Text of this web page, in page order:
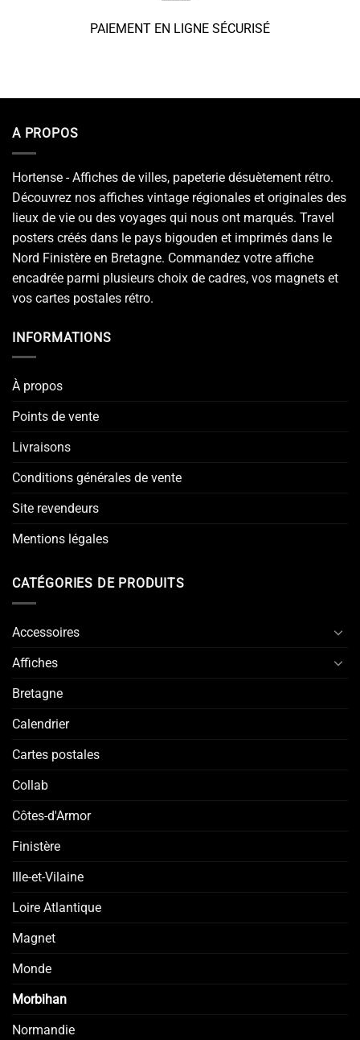
PAIEMENT EN LIGNE SÉCURISÉ
A PROPOS
Hortense - Affiches de villes, papeterie désuètement rétro.
Découvrez nos affiches vintage régionales et originales des
lieux de vie ou des voyages qui nous ont marqués. Travel
posters créés dans le pays bigouden et imprimés dans le
Nord Finistère en Bretagne. Commandez votre affiche
encadrée parmi plusieurs choix de cadres, vos magnets et
vos cartes postales rétro.
INFORMATIONS
À propos
Points de vente
Livraisons
Conditions générales de vente
Site revendeurs
Mentions légales
CATÉGORIES DE PRODUITS
Accessoires
Affiches
Bretagne
Calendrier
Cartes postales
Collab
Côtes-d'Armor
Finistère
Ille-et-Vilaine
Loire Atlantique
Magnet
Monde
Morbihan
Normandie